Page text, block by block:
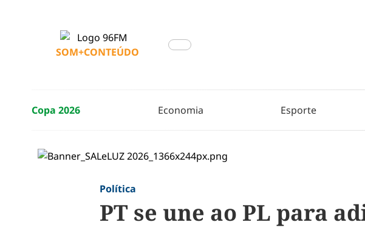
SOM+CONTEÚDO
Copa 2026 Economia Esporte
Política
PT se une ao PL para